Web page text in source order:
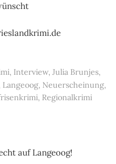
, Interview, Julia Brunjes,
Langeoog, Neuerscheinung,
, Regionalkrimi
auf Langeoog!